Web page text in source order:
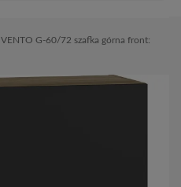
VENTO G-60/72 szafka górna front: